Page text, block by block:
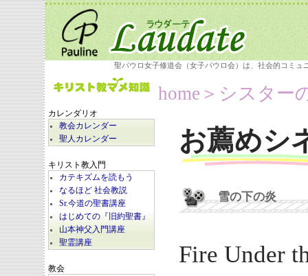
聖パウロ女子修道会（女子パウロ会）は、社会的コミ
カレンダリオ
教会カレンダー
聖人カレンダー
キリスト教入門
カテキズムを読もう
なるほど 社会教説
Sr.今道の聖書講座
はじめての『旧約聖書』
山本神父入門講座
聖霊講座
教会
home ＞シスター
お薦めシ
雪の下の炎
Fire Under